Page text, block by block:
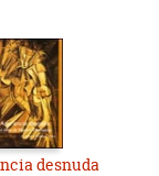
desnuda